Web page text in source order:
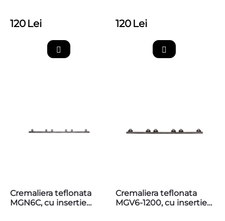
120 Lei 120 Lei
Cremaliera teflonata
MGN6C, cu insertie
Cremaliera teflonata
MGV6-1200, cu insertie